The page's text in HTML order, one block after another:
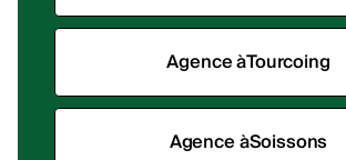
Agence àTourcoing
Agence àSoissons